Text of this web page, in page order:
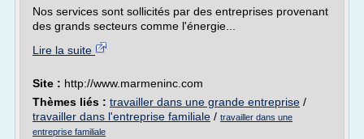
Nos services sont sollicités par des entreprises provenant
des grands secteurs comme l'énergie...
Lire la suite
Site : http://www.marmeninc.com
Thèmes liés : travailler dans une grande entreprise /
travailler dans l'entreprise familiale / travailler dans une
entreprise familiale